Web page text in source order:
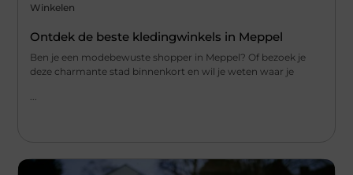
Winkelen
Ontdek de beste kledingwinkels in Meppel
Ben je een modebewuste shopper in Meppel? Of bezoek je
deze charmante stad binnenkort en wil je weten waar je